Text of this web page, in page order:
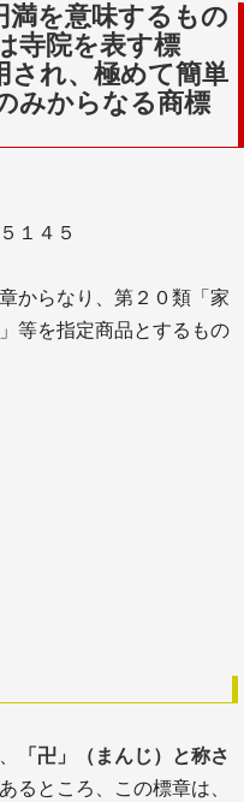
満を意味するもの
寺院を表す標
され、極めて簡単
みからなる商標
１４５
からなり、第２０類「家
等を指定商品とするもの
「卍」（まんじ）と称さ
るところ、この標章は、